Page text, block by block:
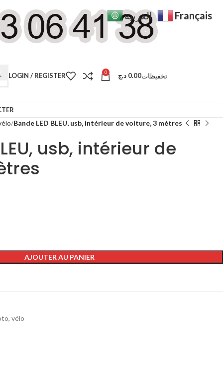
LOGIN / REGISTER 0 0.00 د.ج تخفيظات
Bande LED BLEU, usb, intérieur de voiture, 3 mètres
usb, intérieur de
AJOUTER AU PANIER
vélo
العربية Français